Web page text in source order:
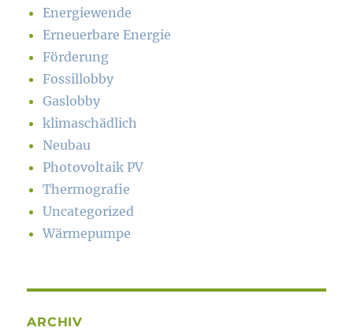
Energiewende
Erneuerbare Energie
Förderung
Fossillobby
Gaslobby
klimaschädlich
Neubau
Photovoltaik PV
Thermografie
Uncategorized
Wärmepumpe
ARCHIV